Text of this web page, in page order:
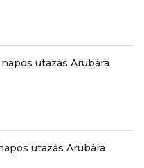
utazás Arubára
utazás Arubára